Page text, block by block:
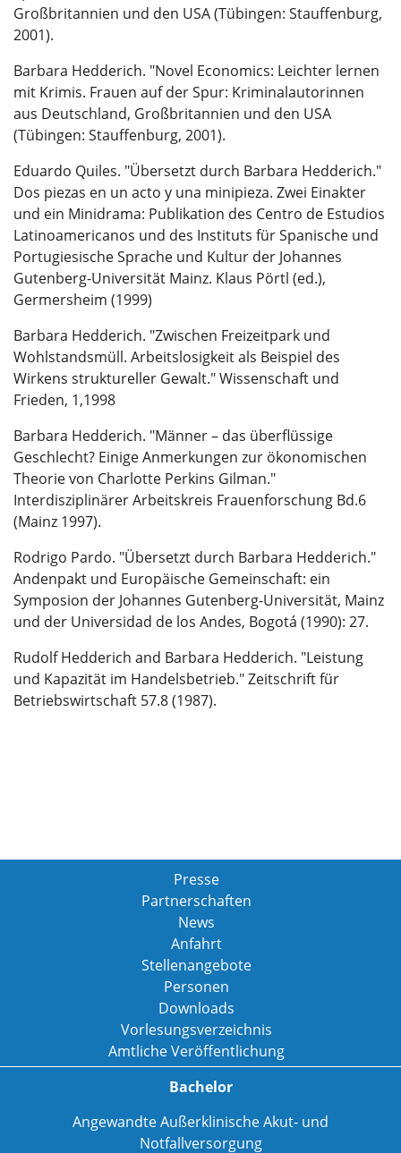
Großbritannien und den USA (Tübingen: Stauffenburg,
2001).
Barbara Hedderich. "Novel Economics: Leichter lernen
mit Krimis. Frauen auf der Spur: Kriminalautorinnen
aus Deutschland, Großbritannien und den USA
(Tübingen: Stauffenburg, 2001).
Eduardo Quiles. "Übersetzt durch Barbara Hedderich."
Dos piezas en un acto y una minipieza. Zwei Einakter
und ein Minidrama: Publikation des Centro de Estudios
Latinoamericanos und des Instituts für Spanische und
Portugiesische Sprache und Kultur der Johannes
Gutenberg-Universität Mainz. Klaus Pörtl (ed.),
Germersheim (1999)
Barbara Hedderich. "Zwischen Freizeitpark und
Wohlstandsmüll. Arbeitslosigkeit als Beispiel des
Wirkens struktureller Gewalt." Wissenschaft und
Frieden, 1,1998
Barbara Hedderich. "Männer – das überflüssige
Geschlecht? Einige Anmerkungen zur ökonomischen
Theorie von Charlotte Perkins Gilman."
Interdisziplinärer Arbeitskreis Frauenforschung Bd.6
(Mainz 1997).
Rodrigo Pardo. "Übersetzt durch Barbara Hedderich."
Andenpakt und Europäische Gemeinschaft: ein
Symposion der Johannes Gutenberg-Universität, Mainz
und der Universidad de los Andes, Bogotá (1990): 27.
Rudolf Hedderich and Barbara Hedderich. "Leistung
und Kapazität im Handelsbetrieb." Zeitschrift für
Betriebswirtschaft 57.8 (1987).
Presse
Partnerschaften
News
Anfahrt
Stellenangebote
Personen
Downloads
Vorlesungsverzeichnis
Amtliche Veröffentlichung
Bachelor
Angewandte Außerklinische Akut- und
Notfallversorgung